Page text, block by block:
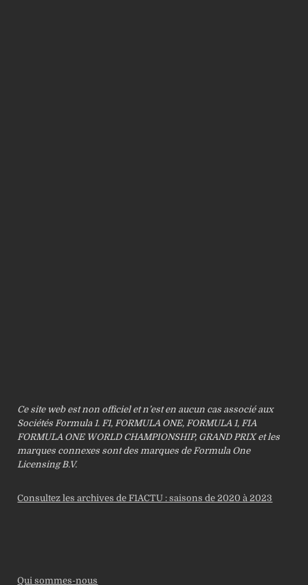
Ce site web est non officiel et n’est en aucun cas associé aux
Sociétés Formula 1. F1, FORMULA ONE, FORMULA 1, FIA
FORMULA ONE WORLD CHAMPIONSHIP, GRAND PRIX et les
marques connexes sont des marques de Formula One
Licensing B.V.
Consultez les archives de F1ACTU : saisons de 2020 à 2023
Qui sommes-nous